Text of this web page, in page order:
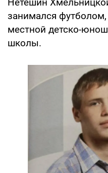
занимался
местной детско-
школы.